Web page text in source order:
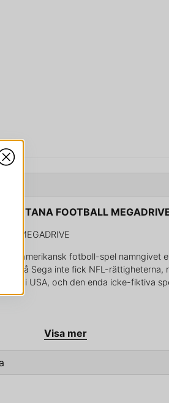
FOOTBALL
MEGADRIVE
ett amerikansk fotboll-spel namngivet
Då Sega inte fick NFL-rättigheterna,
orter i USA, och den enda icke-fiktiva
Visa mer
denna produkten...